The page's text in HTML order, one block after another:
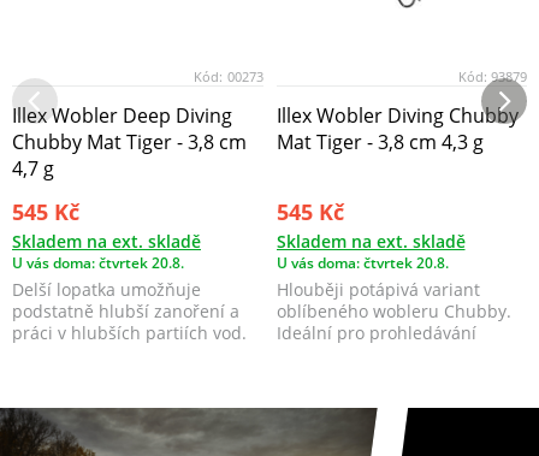
Kód: 00273
Illex Wobler Deep Diving
Chubby Mat Tiger - 3,8 cm
4,7 g
545 Kč
Skladem na ext. skladě
U vás doma: čtvrtek 20.8.
Delší lopatka umožňuje
podstatně hlubší zanoření a
práci v hlubších partiích vod.
Kód: 93879
Illex Wobler Diving Chubby
Mat Tiger - 3,8 cm 4,3 g
545 Kč
Skladem na ext. skladě
U vás doma: čtvrtek 20.8.
Hlouběji potápivá variant
oblíbeného wobleru Chubby.
Ideální pro prohledávání